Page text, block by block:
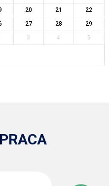
20 21
22
27 28
29
3 4 5